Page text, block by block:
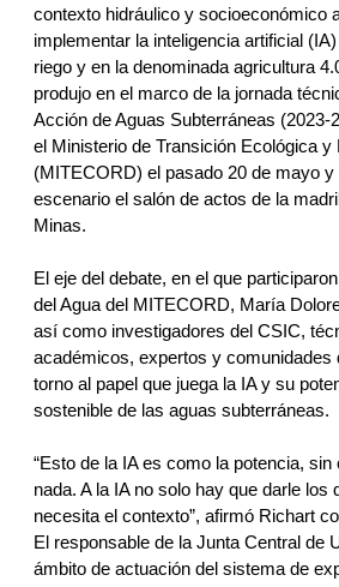
contexto hidráulico y socioeconómico
implementar la inteligencia artificial
riego y en la denominada agricultura
produjo en el marco de la jornada
Acción de Aguas Subterráneas (2023-
el Ministerio de Transición Ecológica y
(MITECORD) el pasado 20 de mayo
escenario el salón de actos de la
Minas.
El eje del debate, en el que
del Agua del MITECORD, María
así como investigadores del CSIC,
académicos, expertos y comunidades
torno al papel que juega la IA y su
sostenible de las aguas subterráneas.
“Esto de la IA es como la potencia,
nada. A la IA no solo hay que darle los
necesita el contexto”, afirmó Richart
El responsable de la Junta Central de
ámbito de actuación del sistema de